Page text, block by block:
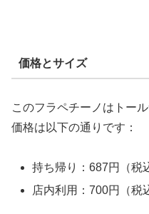
価格とサイズ
このフラペチーノはトー
価格は以下の通りです：
持ち帰り：687円（税
店内利用：700円（税